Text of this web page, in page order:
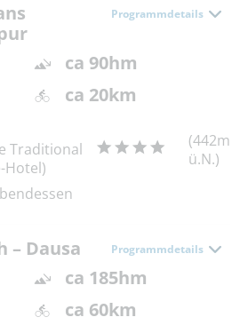
Programmdetails
ca 90hm
ca 20km
Traditional
Hotel)
(442m
ü.N.)
– Dausa Programmdetails
ca 185hm
ca 60km